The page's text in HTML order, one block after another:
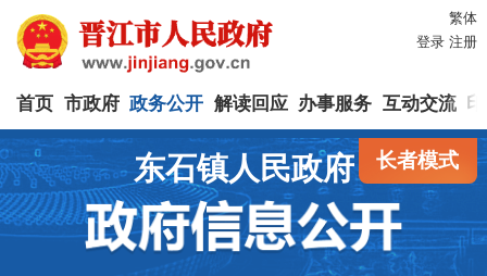
繁体
登录 注册
首页 市政府 政务公开 解读回应 办事服务 互动交流
长者模式
东石镇人民政府